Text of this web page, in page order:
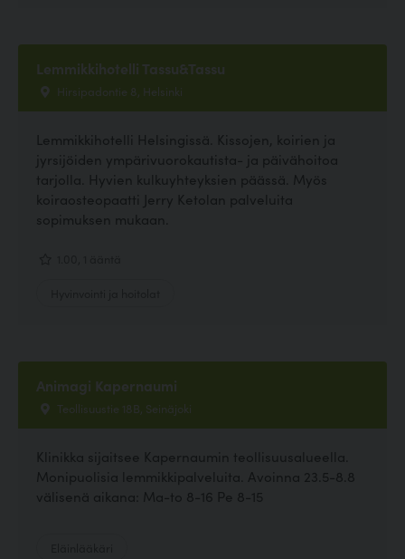
Lemmikkihotelli Tassu&Tassu
Hirsipadontie 8, Helsinki
Lemmikkihotelli Helsingissä. Kissojen, koirien ja
jyrsijöiden ympärivuorokautista- ja päivähoitoa
tarjolla. Hyvien kulkuyhteyksien päässä. Myös
koiraosteopaatti Jerry Ketolan palveluita
sopimuksen mukaan.
Animagi Kapernaumi
Teollisuustie 18B, Seinäjoki
Klinikka sijaitsee Kapernaumin teollisuusalueella.
Monipuolisia lemmikkipalveluita. Avoinna 23.5-8.8
välisenä aikana: Ma-to 8-16 Pe 8-15